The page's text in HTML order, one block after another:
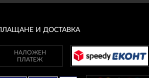
ПЛАЩАНЕ И ДОСТАВКА
НАЛОЖЕН
ПЛАТЕЖ